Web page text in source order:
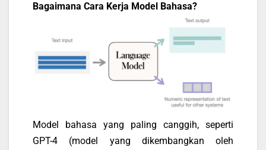
Bagaimana Cara Kerja Model Bahasa?
Model bahasa yang paling canggih, seperti
GPT-4 (model yang dikembangkan oleh